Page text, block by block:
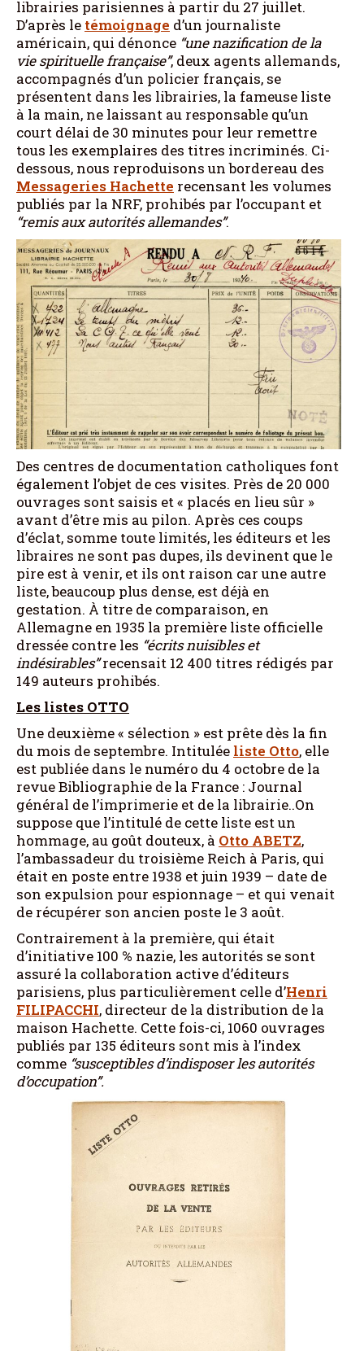
librairies parisiennes à partir du 27 juillet.
D’après le témoignage d’un journaliste
américain, qui dénonce “une nazification de la
vie spirituelle française”, deux agents allemands,
accompagnés d’un policier français, se
présentent dans les librairies, la fameuse liste
à la main, ne laissant au responsable qu’un
court délai de 30 minutes pour leur remettre
tous les exemplaires des titres incriminés. Ci-
dessous, nous reproduisons un bordereau des
Messageries Hachette recensant les volumes
publiés par la NRF, prohibés par l’occupant et
“remis aux autorités allemandes”.
Des centres de documentation catholiques font
également l’objet de ces visites. Près de 20 000
ouvrages sont saisis et « placés en lieu sûr »
avant d’être mis au pilon. Après ces coups
d’éclat, somme toute limités, les éditeurs et les
libraires ne sont pas dupes, ils devinent que le
pire est à venir, et ils ont raison car une autre
liste, beaucoup plus dense, est déjà en
gestation. À titre de comparaison, en
Allemagne en 1935 la première liste officielle
dressée contre les “écrits nuisibles et
indésirables”recensait 12 400 titres rédigés par
149 auteurs prohibés.
Les listes OTTO
Une deuxième « sélection » est prête dès la fin
du mois de septembre. Intituléeliste Otto, elle
est publiée dans le numéro du 4 octobre de la
revue Bibliographie de la France : Journal
général de l’imprimerie et de la librairie..On
suppose que l’intitulé de cette liste est un
hommage, au goût douteux, à Otto ABETZ,
l’ambassadeur du troisième Reich à Paris, qui
était en poste entre 1938 et juin 1939 – date de
son expulsion pour espionnage – et qui venait
de récupérer son ancien poste le 3 août.
Contrairement à la première, qui était
d’initiative 100 % nazie, les autorités se sont
assuré la collaboration active d’éditeurs
parisiens, plus particulièrement celle d’Henri
FILIPACCHI, directeur de la distribution de la
maison Hachette. Cette fois-ci, 1060 ouvrages
publiés par 135 éditeurs sont mis à l’index
comme “susceptibles d’indisposer les autorités
d’occupation”.